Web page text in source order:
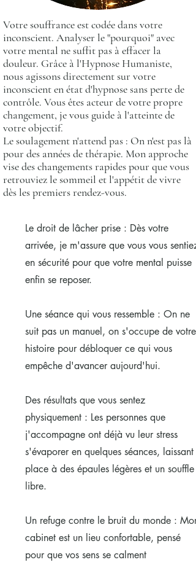
Votre souffrance est codée dans votre
inconscient. Analyser le "pourquoi" avec
votre mental ne suffit pas à effacer la
douleur. Grâce à l'Hypnose Humaniste,
nous agissons directement sur votre
inconscient en état d'hypnose sans perte de
contrôle. Vous êtes acteur de votre propre
changement, je vous guide à l'atteinte de
votre objectif.
Le soulagement n'attend pas : On n'est pas là
pour des années de thérapie. Mon approche
vise des changements rapides pour que vous
retrouviez le sommeil et l'appétit de vivre
dès les premiers rendez-vous.
Le droit de lâcher prise : Dès votre
arrivée, je m'assure que vous vous sentiez
en sécurité pour que votre mental puisse
enfin se reposer.
Une séance qui vous ressemble : On ne
suit pas un manuel, on s'occupe de votre
histoire pour débloquer ce qui vous
empêche d'avancer aujourd'hui.
Des résultats que vous sentez
physiquement : Les personnes que
j'accompagne ont déjà vu leur stress
s'évaporer en quelques séances, laissant
place à des épaules légères et un souffle
libre.
Un refuge contre le bruit du monde : Mon
cabinet est un lieu confortable, pensé
pour que vos sens se calment